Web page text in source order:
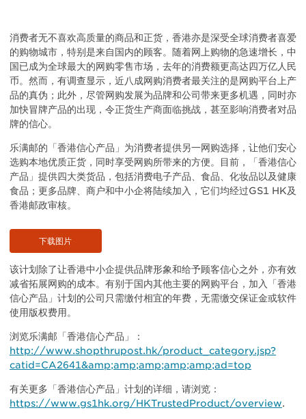
消费者无不喜欢高质量的商品和正货，香港亦是深受全球消费者喜爱
的购物城市，特别是来自国内的顾客。随着网上购物的急速增长，中
国已成为全球最大的网购零售市场，去年的消费额更高达四万亿人民
币。然而，有调查显示，近八成网购消费者最关注的是网购平台上产
品的真伪；此外，尽管网购发展为品牌和公司带来更多机遇，同时亦
加快冒牌产品的出现，令正货生产商面临挑战，甚至影响消费者对品
牌的信心。
乐满邮的「香港信心产品」为消费者提供另一网购选择，让他们安心
选购本地优质正货，同时享受网购所带来的方便。目前，「香港信心
产品」提供四大类货品，包括消费电子产品、食品、化妆品以及健康
食品；更多品牌、商户和中小企将陆续加入，它们均经过GS1 HK及
香港邮政审核。
下载图片
该计划除了让香港中小企提供品牌形象和给予顾客信心之外，亦有效
减省拓展网购的成本。有别于国内其他主要的网购平台，加入「香港
信心产品」计划的公司只需缴付相宜的年费，无需缴交保证金或软件
使用版权费用。
浏览乐满邮「香港信心产品」：
http://www.shopthrupost.hk/product_category.jsp?
catid=CA2641&amp;amp;amp;amp;amp;ad=top
有关更多「香港信心产品」计划的详细，请浏览：
https://www.gs1hk.org/HKTrustedProduct/overview.